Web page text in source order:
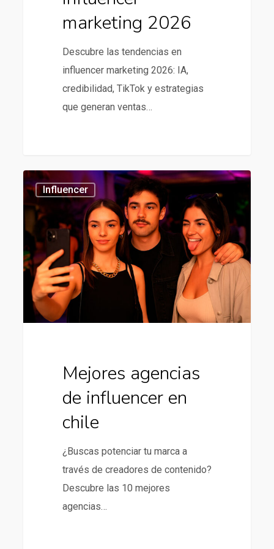
marketing 2026
Descubre las tendencias en
influencer marketing 2026: IA,
credibilidad, TikTok y estrategias
que generan ventas…
Mejores
agencias
de
influencer
en
chile
Influencer
Mejores agencias
de influencer en
chile
¿Buscas potenciar tu marca a
través de creadores de contenido?
Descubre las 10 mejores
agencias…
434